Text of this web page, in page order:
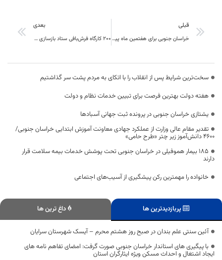
قبلی
خراسان جنوبی برای هفتمین ماه پیاپی پایین‌ترین نرخ تورم کشور را کسب کرد
بعدی
200 کارگاه فرش‌بافی ستاد بازسازی عتبات عالیات خراسان جنوبی در استان
سخت‌ترین شرایط پس از انقلاب را با اتکای به مردم پشت سر گذاشتیم
هفته دولت بهترین فرصت برای تبیین خدمات نظام و دولت
یشتازی خراسان جنوبی در پرونده ثبت جهانی آسبادها
تقدیر مقام عالی وزارت از عملکرد جهادی معاونت آموزش ابتدایی خراسان جنوبی/
۴۶۰۰ دانش‌آموز زیر چتر «طرح حامی»
۱۸۵ بیمار هموفیلی در خراسان جنوبی تحت پوشش خدمات بیمه سلامت قرار
دارند
خانواده را مهمترین رکن پیشگیری از آسیب‌های اجتماعی
پربازدیدترین ها داغ ترین ها
آئین سنتی علم بندان در صبح روز هشتم محرم – آیسک شهرستان سرایان
با پیگیری های استاندار خراسان جنوبی صورت گرفت: امضای تفاهم نامه های
ایجاد اشتغال و احداث مسکن ویژه ایثارگران استان